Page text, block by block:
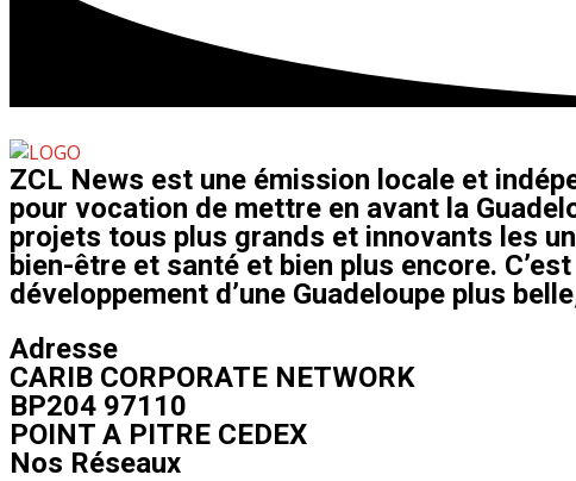
ZCL News est une émission locale et
pour vocation de mettre en avant la
projets tous plus grands et innovants les
bien-être et santé et bien plus encore.
développement d’une Guadeloupe plus
Adresse
CARIB CORPORATE NETWORK
BP204 97110
POINT A PITRE CEDEX
Nos Réseaux